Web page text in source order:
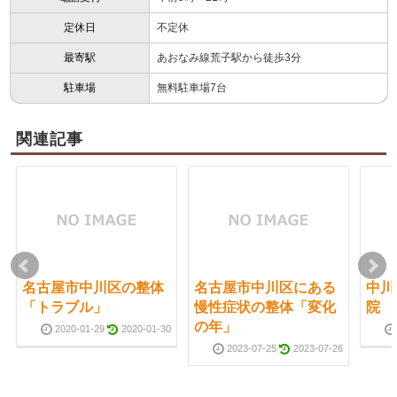
定休日 不定休
最寄駅 あおなみ線荒子駅から徒歩3分
駐車場 無料駐車場7台
関連記事
名古屋市中川区の整体
「トラブル」
2020-01-29 2020-01-30
名古屋市中川区にある
慢性症状の整体「変化
の年」
2023-07-25 2023-07-26
中
院